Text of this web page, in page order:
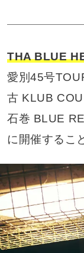
THA BLUE
愛別45号
古 KLUB
石巻 BLUE
に開催するこ